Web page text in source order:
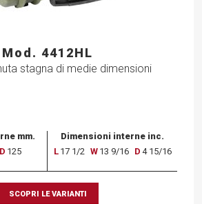
Mod. 4412HL
stagna di medie dimensioni
mm.
D 125
Dimensioni interne inc.
L 17 1/2 W 13 9/16 D 4 15/16
SCOPRI LE VARIANTI